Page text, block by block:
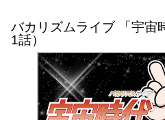
バカリズムライブ 「宇宙
1話）